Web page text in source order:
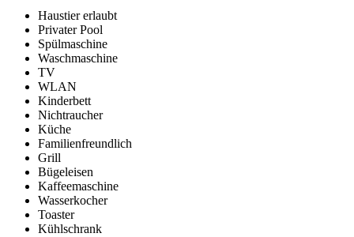
Haustier erlaubt
Privater Pool
Spülmaschine
Waschmaschine
TV
WLAN
Kinderbett
Nichtraucher
Küche
Familienfreundlich
Grill
Bügeleisen
Kaffeemaschine
Wasserkocher
Toaster
Kühlschrank